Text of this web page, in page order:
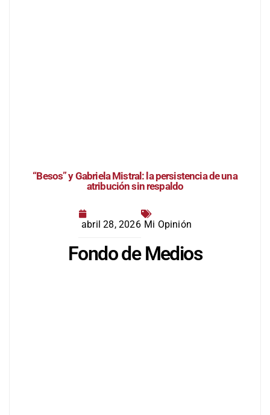
“Besos” y Gabriela Mistral: la persistencia de una
atribución sin respaldo
abril 28, 2026 Mi Opinión
Fondo de Medios